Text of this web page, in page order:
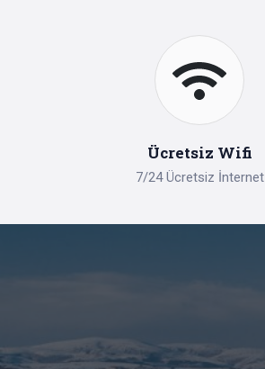
Ücretsiz Wifi
7/24 Ücretsiz İnternet